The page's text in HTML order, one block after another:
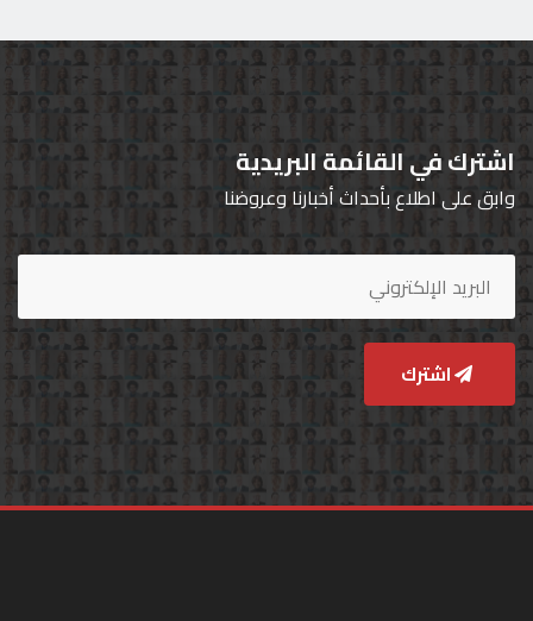
اشترك في القائمة البريدية
وابق على اطلاع بأحداث أخبارنا وعروضنا
اشترك